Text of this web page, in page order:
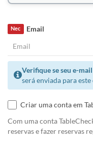
Email
Nec
Verifique se seu e-
será enviada para
Criar uma conta em
Com uma conta
reservas e fazer reservas